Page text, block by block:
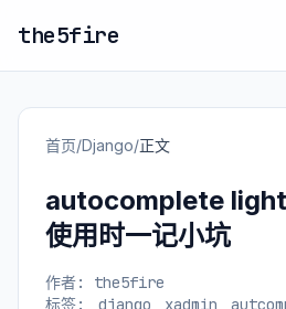
the5fire
首页/Django/正文
autocomplete
使用时一记小坑
作者: the5fire
标签:
django xadmin